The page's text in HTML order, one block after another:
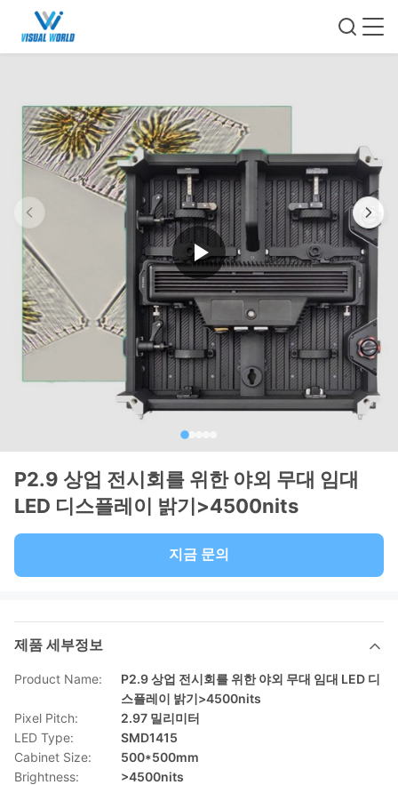
P2.9 상업 전시회를 위한 야외 무대 임대
LED 디스플레이 밝기>4500nits
지금 문의
제품 세부정보
Product Name:
P2.9 상업 전시회를 위한 야외 무대 임대 LED 디
스플레이 밝기>4500nits
Pixel Pitch:
2.97 밀리미터
LED Type:
SMD1415
Cabinet Size:
500*500mm
Brightness:
>4500nits